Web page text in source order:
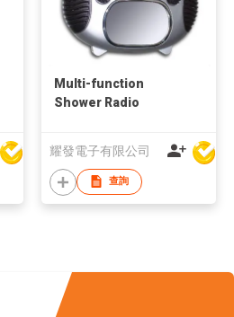
Multi-function
Shower Radio
耀發電子有限公司
查詢